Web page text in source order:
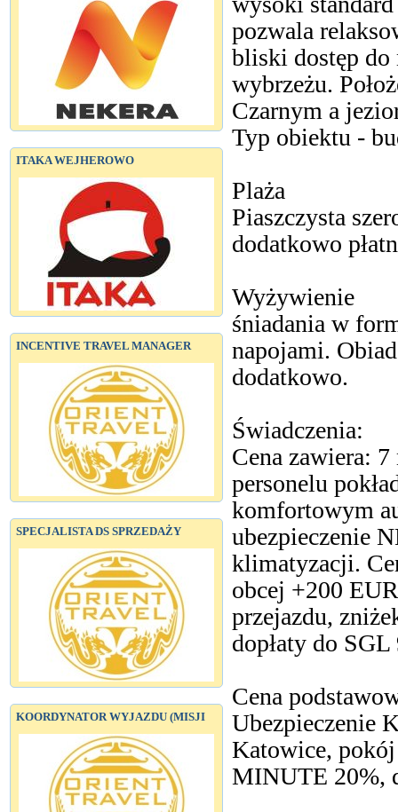
ITAKA WEJHEROWO
INCENTIVE TRAVEL MANAGER
SPECJALISTA DS SPRZEDAŻY
KOORDYNATOR WYJAZDU (MISJI
pozwala
bliski dostęp do
wybrzeżu.
Czarnym a
Typ obiektu -
Plaża
Piaszczysta
dodatkowo
Wyżywienie
śniadania w
napojami.
dodatkowo.
Świadczenia:
Cena zawiera:
personelu
komfortowym
ubezpieczenie
klimatyzacji.
obcej +200
przejazdu,
dopłaty do SGL
Cena
Ubezpieczenie
Katowice, pokój
MINUTE 20%,